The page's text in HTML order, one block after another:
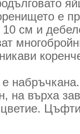
е
10 см и
на върха